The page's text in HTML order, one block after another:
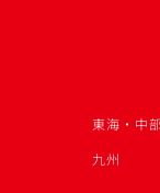
東海・中
九州